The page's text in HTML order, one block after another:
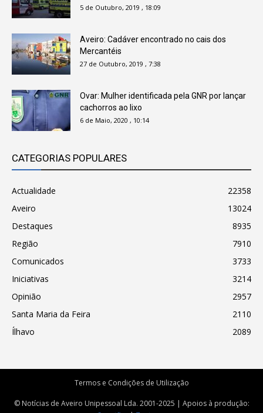
5 de Outubro, 2019 , 18:09
Aveiro: Cadáver encontrado no cais dos
Mercantéis
27 de Outubro, 2019 , 7:38
Ovar: Mulher identificada pela GNR por lançar
cachorros ao lixo
6 de Maio, 2020 , 10:14
CATEGORIAS POPULARES
Actualidade
22358
Aveiro
13024
Destaques
8935
Região
7910
Comunicados
3733
Iniciativas
3214
Opinião
2957
Santa Maria da Feira
2110
Ílhavo
2089
Termos e Condições de Utilização
© Notícias de Aveiro Unipessoal Lda. 2001-2025 | Apoios à produção: